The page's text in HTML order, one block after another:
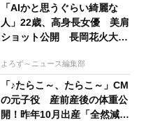
「AIかと思うぐらい綺麗な
人」22歳、高身長女優 美肩
ショット公開 長岡花火大会
よろず～ニュース編集部
「♪たらこ～、たらこ～」CM
の元子役 産前産後の体重公
開！昨年10月出産「全然減ら